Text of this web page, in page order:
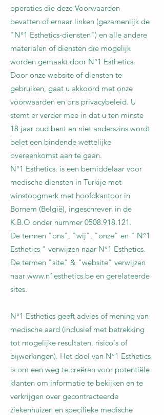
operaties die deze Voorwaarden
bevatten of ernaar linken (gezamenlijk de
"N°1 Esthetics-diensten") en alle andere
materialen of diensten die mogelijk
worden gemaakt door N°1 Esthetics.
Door onze website of diensten te
gebruiken, gaat u akkoord met onze
voorwaarden en ons privacybeleid. U
stemt er verder mee in dat u ten minste
18 jaar oud bent en niet anderszins wordt
belet een bindende wettelijke
overeenkomst aan te gaan.
N°1 Esthetics. is een bemiddelaar voor
medische diensten in Turkije met
winstoogmerk met hoofdkantoor in
Bornem (België), ingeschreven in de
K.B.O onder nummer 0508.918.121 .
De termen "ons", "wij", "onze" en " N°1
Esthetics " verwijzen naar N°1 Esthetics.
De termen "site" & "website" verwijzen
naar www.n1esthetics.be en gerelateerde
sites.
N°1 Esthetics geeft advies of mening van
medische aard (inclusief met betrekking
tot mogelijke resultaten, risico's of
bijwerkingen). Het doel van N°1 Esthetics
is om een ​​weg te creëren voor potentiële
klanten om informatie te bekijken en te
verkrijgen over gecontracteerde
ziekenhuizen en specifieke medische